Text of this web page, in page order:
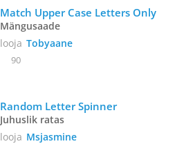
Match Upper Case Letters Only
Mängusaade
looja Tobyaane
90
Random Letter Spinner
Juhuslik ratas
looja Msjasmine